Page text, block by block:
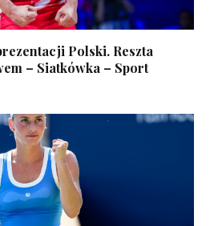
Polski. Reszta
– Siatkówka – Sport